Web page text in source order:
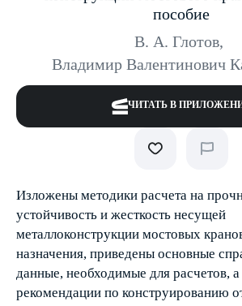
пособие
В. А. Глотов,
Владимир Валентинович
ЧИТАТЬ В
Изложены методики расчета на
устойчивость и жесткость несущей
металлоконструкции мостовых
назначения, приведены основные
данные, необходимые для расчетов, а
рекомендации по конструированию